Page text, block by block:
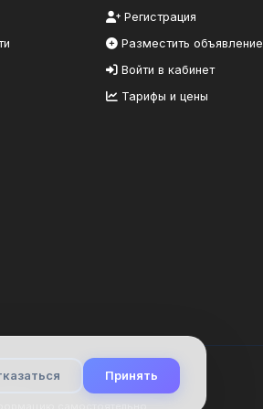
Регистрация
Разместить объявление
Войти в кабинет
Тарифы и цены
Принять